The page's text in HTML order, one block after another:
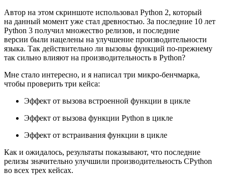
Автор на этом скриншоте использовал Python 2, который
на данный момент уже стал древностью. За последние 10 лет
Python 3 получил множество релизов, и последние
версии были нацелены на улучшение производительности
языка. Так действительно ли вызовы функций по‑прежнему
так сильно влияют на производительность в Python?
Мне стало интересно, и я написал три микро‑бенчмарка,
чтобы проверить три кейса:
Эффект от вызова встроенной функции в цикле
Эффект от вызова функции Python в цикле
Эффект от встраивания функции в цикле
Как и ожидалось, результаты показывают, что последние
релизы значительно улучшили производительность CPython
во всех трех кейсах.